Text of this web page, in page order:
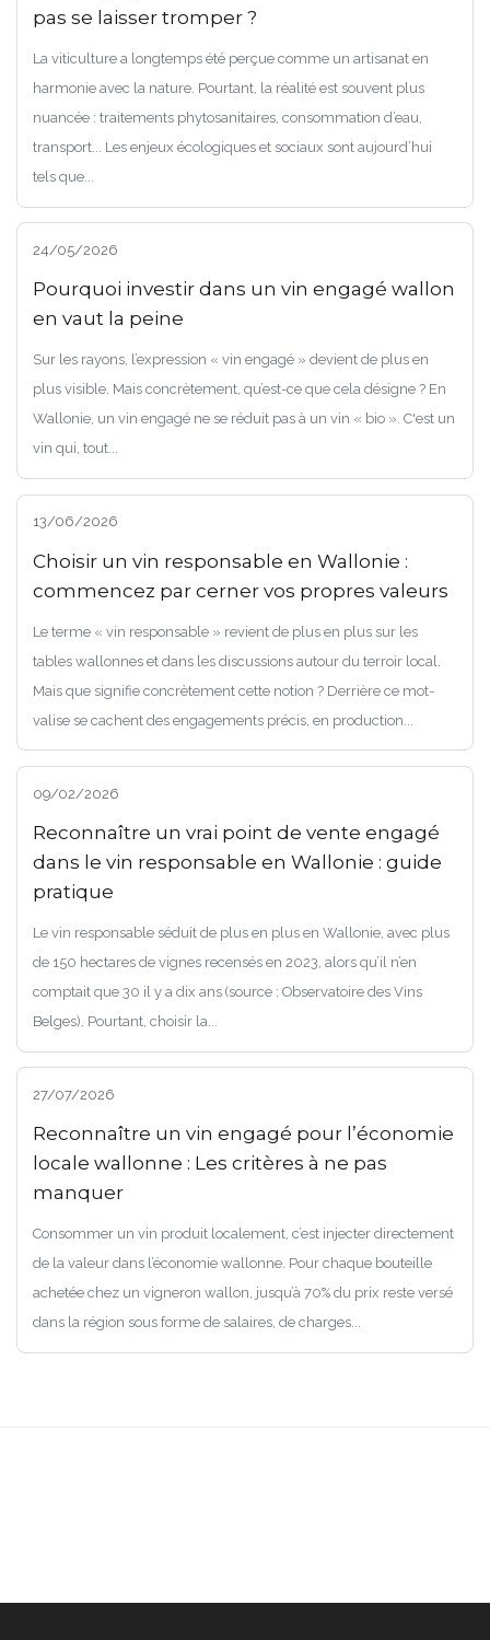
pas se laisser tromper ?
La viticulture a longtemps été perçue comme un artisanat en
harmonie avec la nature. Pourtant, la réalité est souvent plus
nuancée : traitements phytosanitaires, consommation d’eau,
transport... Les enjeux écologiques et sociaux sont aujourd’hui
tels que...
24/05/2026
Pourquoi investir dans un vin engagé wallon
en vaut la peine
Sur les rayons, l’expression « vin engagé » devient de plus en
plus visible. Mais concrètement, qu’est-ce que cela désigne ? En
Wallonie, un vin engagé ne se réduit pas à un vin « bio ». C'est un
vin qui, tout...
13/06/2026
Choisir un vin responsable en Wallonie :
commencez par cerner vos propres valeurs
Le terme « vin responsable » revient de plus en plus sur les
tables wallonnes et dans les discussions autour du terroir local.
Mais que signifie concrètement cette notion ? Derrière ce mot-
valise se cachent des engagements précis, en production...
09/02/2026
Reconnaître un vrai point de vente engagé
dans le vin responsable en Wallonie : guide
pratique
Le vin responsable séduit de plus en plus en Wallonie, avec plus
de 150 hectares de vignes recensés en 2023, alors qu’il n’en
comptait que 30 il y a dix ans (source : Observatoire des Vins
Belges). Pourtant, choisir la...
27/07/2026
Reconnaître un vin engagé pour l’économie
locale wallonne : Les critères à ne pas
manquer
Consommer un vin produit localement, c’est injecter directement
de la valeur dans l’économie wallonne. Pour chaque bouteille
achetée chez un vigneron wallon, jusqu’à 70% du prix reste versé
dans la région sous forme de salaires, de charges...